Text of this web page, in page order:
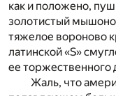
как и положено,
золотистый
тяжелое вороново
латинской «S»
ее торжественного
Жаль, что